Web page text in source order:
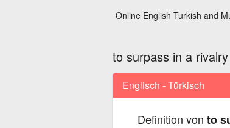
Online English Turkish and
to surpass in a rivalry
Englisch - Türkisch
Definition von to